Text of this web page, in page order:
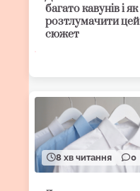
багато кавунів і як
розтлумачити цей
сюжет
8 хв читання 0